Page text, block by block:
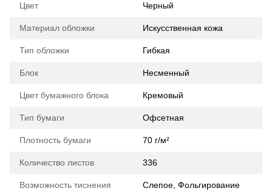
Цвет Черный
Материал обложки Искусственная кожа
Тип обложки Гибкая
Блок Несменный
Цвет бумажного блока Кремовый
Тип бумаги Офсетная
Плотность бумаги 70 г/м²
Количество листов 336
Возможность тиснения Слепое, Фольгирование